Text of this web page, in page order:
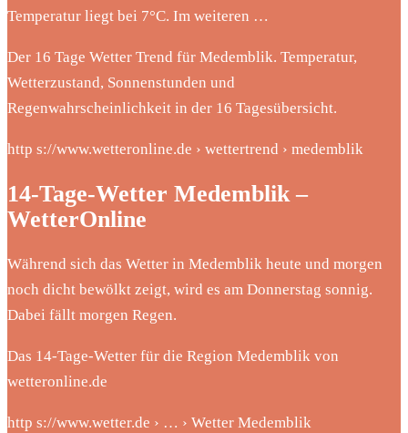
Temperatur liegt bei 7°C. Im weiteren …
Der 16 Tage Wetter Trend für Medemblik. Temperatur,
Wetterzustand, Sonnenstunden und
Regenwahrscheinlichkeit in der 16 Tagesübersicht.
http s://www.wetteronline.de › wettertrend › medemblik
14-Tage-Wetter Medemblik –
WetterOnline
Während sich das Wetter in Medemblik heute und morgen
noch dicht bewölkt zeigt, wird es am Donnerstag sonnig.
Dabei fällt morgen Regen.
Das 14-Tage-Wetter für die Region Medemblik von
wetteronline.de
http s://www.wetter.de › … › Wetter Medemblik